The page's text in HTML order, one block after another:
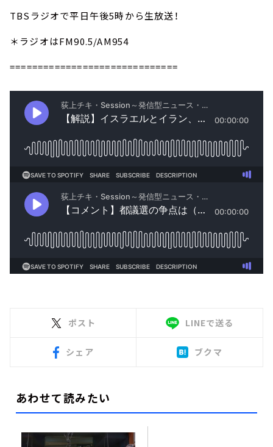
TBSラジオで平日午後5時から生放送！
＊ラジオはFM90.5/AM954
==============================
ポスト LINEで送る
シェア ブクマ
あわせて読みたい